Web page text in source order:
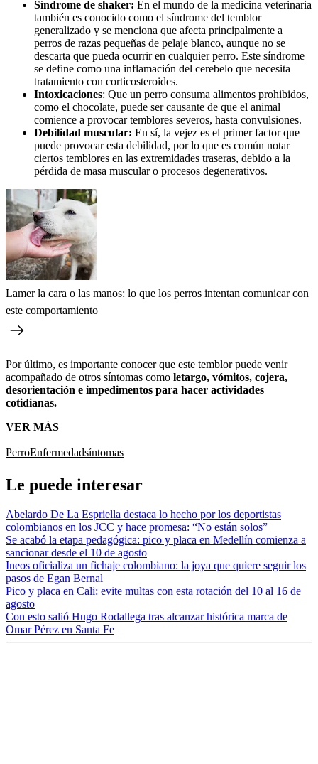
Síndrome de shaker: En el mundo de la medicina veterinaria
también es conocido como el síndrome del temblor
generalizado y se menciona que afecta principalmente a
perros de razas pequeñas de pelaje blanco, aunque no se
descarta que pueda ocurrir en cualquier perro. Este síndrome
se define como una inflamación del cerebelo que necesita
tratamiento con corticosteroides.
Intoxicaciones: Que un perro consuma alimentos prohibidos,
como el chocolate, puede ser causante de que el animal
comience a provocar temblores severos, hasta convulsiones.
Debilidad muscular: En sí, la vejez es el primer factor que
puede provocar esta debilidad, por lo que es común notar
ciertos temblores en las extremidades traseras, debido a la
pérdida de masa muscular o procesos degenerativos.
Lamer la cara o las manos: lo que los perros intentan comunicar con
este comportamiento
Por último, es importante conocer que este temblor puede venir
acompañado de otros síntomas como letargo, vómitos, cojera,
desorientación e impedimentos para hacer actividades
cotidianas.
VER MÁS
PerroEnfermedadsíntomas
Le puede interesar
Abelardo De La Espriella destaca lo hecho por los deportistas
colombianos en los JCC y hace promesa: “No están solos”
Se acabó la etapa pedagógica: pico y placa en Medellín comienza a
sancionar desde el 10 de agosto
Ineos oficializa un fichaje colombiano: la joya que quiere seguir los
pasos de Egan Bernal
Pico y placa en Cali: evite multas con esta rotación del 10 al 16 de
agosto
Con esto salió Hugo Rodallega tras alcanzar histórica marca de
Omar Pérez en Santa Fe